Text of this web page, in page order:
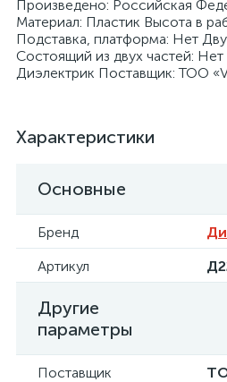
Произведено: Российская
Материал: Пластик Высота в
Подставка, платформа: Нет
Состоящий из двух частей:
Диэлектрик Поставщик: ТОО
Характеристики
Основные
Бренд
Артикул
Другие
параметры
Поставщик